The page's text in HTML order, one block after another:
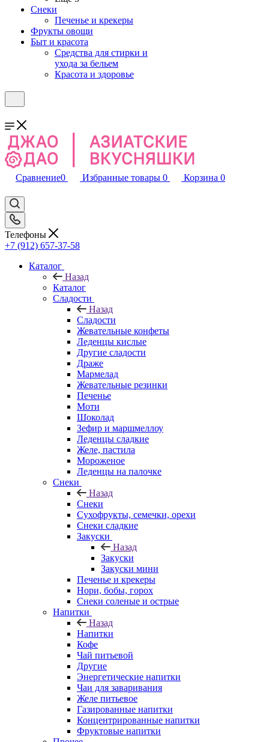
Снеки
Печенье и крекеры
Фрукты овощи
Быт и красота
Средства для стирки и
ухода за бельем
Красота и здоровье
Сравнение0 Избранные товары 0 Корзина 0
Телефоны
+7 (912) 657-37-58
Каталог
Назад
Каталог
Сладости
Назад
Сладости
Жевательные конфеты
Леденцы кислые
Другие сладости
Драже
Мармелад
Жевательные резинки
Печенье
Моти
Шоколад
Зефир и маршмеллоу
Леденцы сладкие
Желе, пастила
Мороженое
Леденцы на палочке
Снеки
Назад
Снеки
Сухофрукты, семечки, орехи
Снеки сладкие
Закуски
Назад
Закуски
Закуски мини
Печенье и крекеры
Нори, бобы, горох
Снеки соленые и острые
Напитки
Назад
Напитки
Кофе
Чай питьевой
Другие
Энергетические напитки
Чаи для заваривания
Желе питьевое
Газированные напитки
Концентрированные напитки
Фруктовые напитки